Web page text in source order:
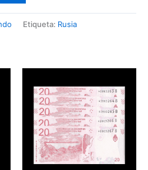
Etiqueta: Rusia